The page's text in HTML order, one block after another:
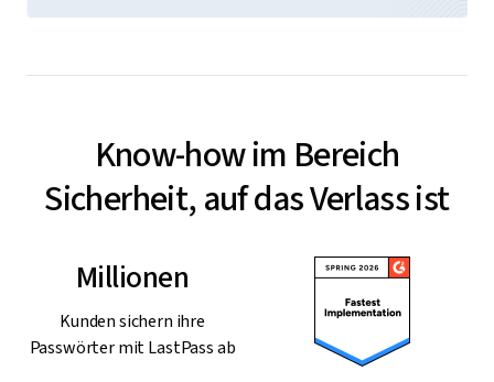
Know-how im Bereich
Sicherheit, auf das Verlass ist
Millionen
Kunden sichern ihre
Passwörter mit LastPass ab